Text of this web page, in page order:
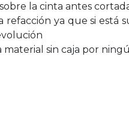
la cinta antes
refacción ya que si está
material sin caja por